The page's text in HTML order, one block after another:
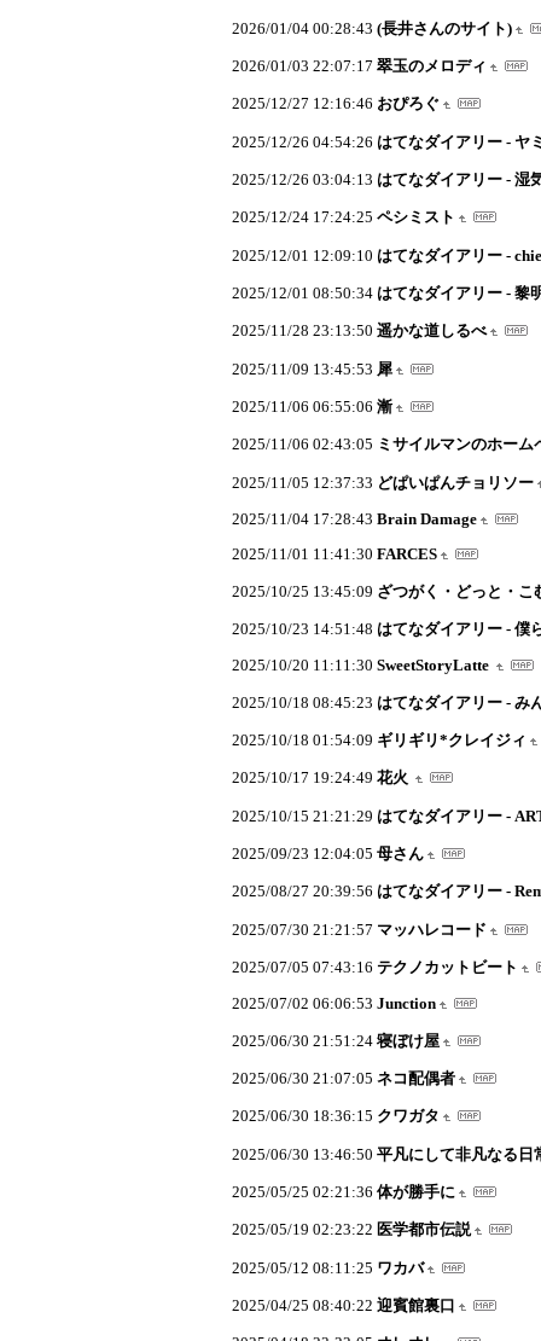
2026/01/04 00:28:43 (長井さんのサイト)
2026/01/03 22:07:17 翠玉のメロディ
2025/12/27 12:16:46 おぴろぐ
2025/12/26 04:54:26 はてなダイアリー - ヤ
2025/12/26 03:04:13 はてなダイアリー - 湿
2025/12/24 17:24:25 ペシミスト
2025/12/01 12:09:10 はてなダイアリー -
2025/12/01 08:50:34 はてなダイアリー - 黎
2025/11/28 23:13:50 遥かな道しるべ
2025/11/09 13:45:53 犀
2025/11/06 06:55:06 漸
2025/11/06 02:43:05 ミサイルマンのホーム
2025/11/05 12:37:33 どぱいぱんチョリソー
2025/11/04 17:28:43 Brain Damage
2025/11/01 11:41:30 FARCES
2025/10/25 13:45:09 ざつがく・どっと・こ
2025/10/23 14:51:48 はてなダイアリー - 僕
2025/10/20 11:11:30 SweetStoryLatte
2025/10/18 08:45:23 はてなダイアリー - み
2025/10/18 01:54:09 ギリギリ*クレイジィ
2025/10/17 19:24:49 花火
2025/10/15 21:21:29 はてなダイアリー -
2025/09/23 12:04:05 母さん
2025/08/27 20:39:56 はてなダイアリー -
2025/07/30 21:21:57 マッハレコード
2025/07/05 07:43:16 テクノカットビート
2025/07/02 06:06:53 Junction
2025/06/30 21:51:24 寝ぼけ屋
2025/06/30 21:07:05 ネコ配偶者
2025/06/30 18:36:15 クワガタ
2025/06/30 13:46:50 平凡にして非凡なる日
2025/05/25 02:21:36 体が勝手に
2025/05/19 02:23:22 医学都市伝説
2025/05/12 08:11:25 ワカバ
2025/04/25 08:40:22 迎賓館裏口